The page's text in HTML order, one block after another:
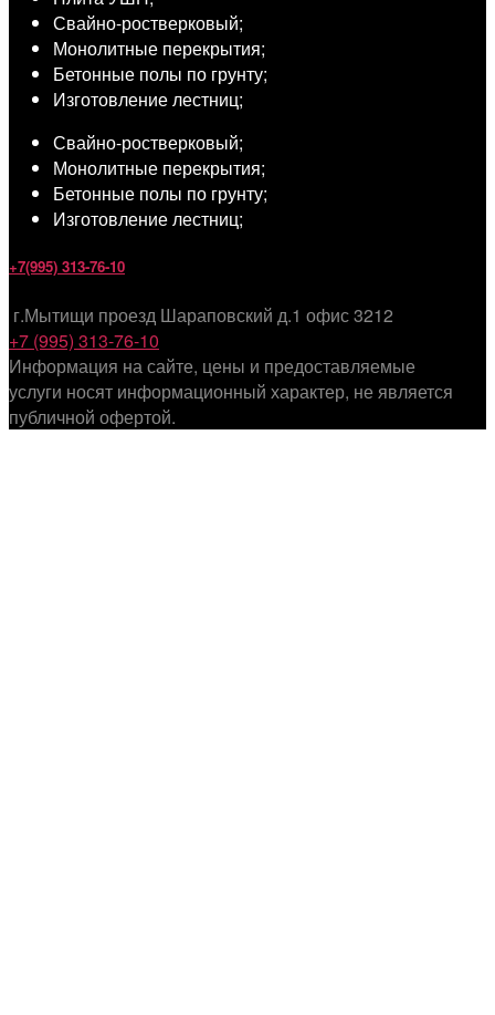
Свайно-ростверковый;
Монолитные перекрытия;
Бетонные полы по грунту;
Изготовление лестниц;
Свайно-ростверковый;
Монолитные перекрытия;
Бетонные полы по грунту;
Изготовление лестниц;
+7(995) 313-76-10
г.Мытищи проезд Шараповский д.1 офис 3212
+7 (995) 313-76-10
Информация на сайте, цены и предоставляемые
услуги носят информационный характер, не является
публичной офертой.